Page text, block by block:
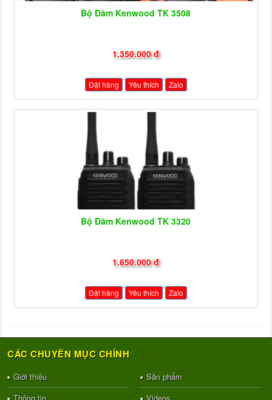
Bộ Đàm Kenwood TK 3508
1.350.000 đ
Đặt hàng Yêu thích Zalo
Bộ Đàm Kenwood TK 3320
1.650.000 đ
Đặt hàng Yêu thích Zalo
CÁC CHUYÊN MỤC CHÍNH
Giới thiệu
Sản phẩm